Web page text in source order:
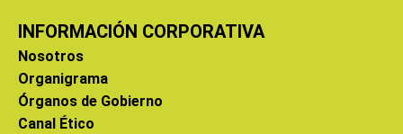
INFORMACIÓN CORPORATIVA
Nosotros
Organigrama
Órganos de Gobierno
Canal Ético